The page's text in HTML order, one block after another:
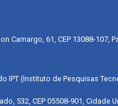
Camargo, 61, CEP 13088-107,
IPT (Instituto de Pesquisas
532, CEP 05508-901, Cidade